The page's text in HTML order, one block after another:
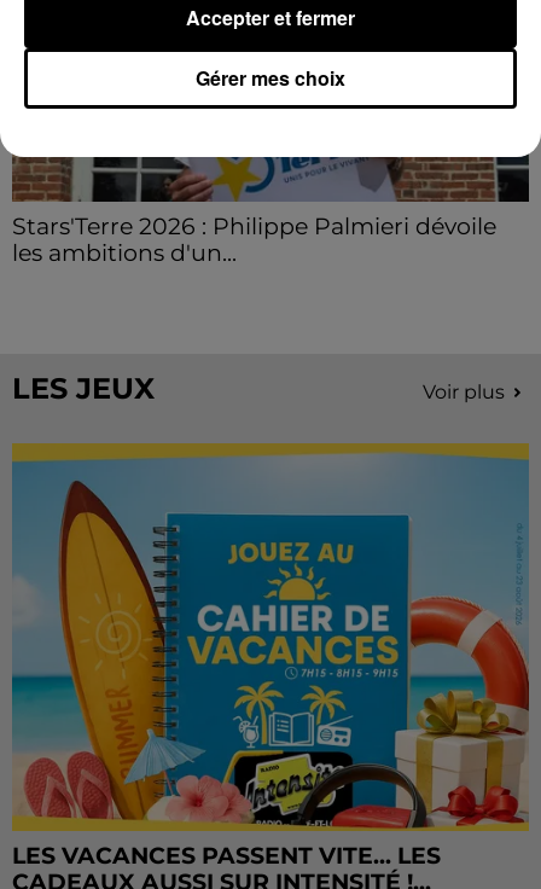
Stars'Terre 2026 : Philippe Palmieri dévoile
les ambitions d'un...
LES JEUX Voir plus
LES VACANCES PASSENT VITE... LES
CADEAUX AUSSI SUR INTENSITÉ !...
Gérer mes choix
Accepter et fermer